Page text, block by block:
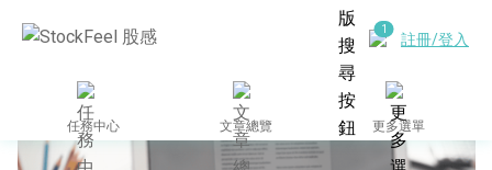
註冊/登入
任務中心 文章總覽 更多選單